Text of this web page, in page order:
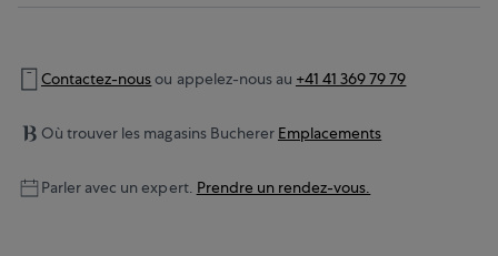
Contactez-nousou appelez-nous au +41 41 369 79 79
Où trouver les magasins Bucherer Emplacements
Parler avec un expert. Prendre un rendez-vous.